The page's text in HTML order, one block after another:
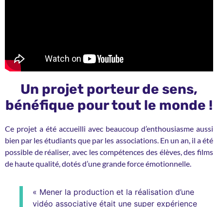
Un projet porteur de sens,
bénéfique pour tout le monde !
Ce projet a été accueilli avec beaucoup d’enthousiasme aussi
bien par les étudiants que par les associations. En un an, il a été
possible de réaliser, avec les compétences des élèves, des films
de haute qualité, dotés d’une grande force émotionnelle.
« Mener la production et la réalisation d’une
vidéo associative était une super expérience